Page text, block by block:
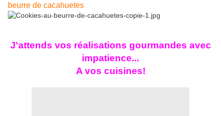
beurre de cacahuetes
J'attends vos réalisations gourmandes avec
impatience...
A vos cuisines!